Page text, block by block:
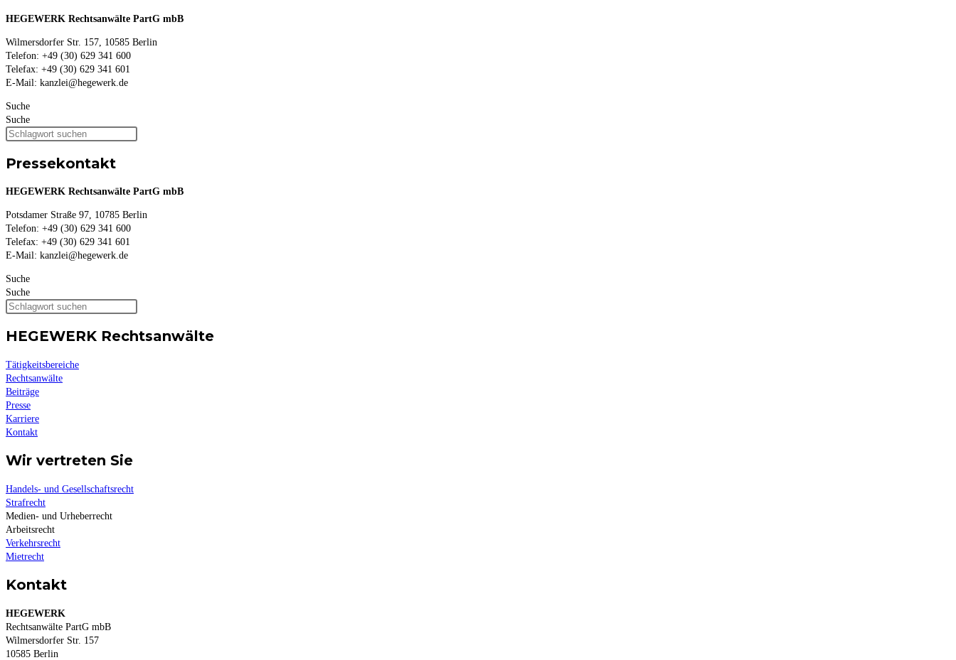
HEGEWERK Rechtsanwälte PartG mbB
Wilmersdorfer Str. 157, 10585 Berlin
Telefon: +49 (30) 629 341 600
Telefax: +49 (30) 629 341 601
E-Mail: kanzlei@hegewerk.de
Suche
Suche
Pressekontakt
HEGEWERK Rechtsanwälte PartG mbB
Potsdamer Straße 97, 10785 Berlin
Telefon: +49 (30) 629 341 600
Telefax: +49 (30) 629 341 601
E-Mail: kanzlei@hegewerk.de
Suche
Suche
HEGEWERK Rechtsanwälte
Tätigkeitsbereiche
Rechtsanwälte
Beiträge
Presse
Karriere
Kontakt
Wir vertreten Sie
Handels- und Gesellschaftsrecht
Strafrecht
Medien- und Urheberrecht
Arbeitsrecht
Verkehrsrecht
Mietrecht
Kontakt
HEGEWERK
Rechtsanwälte PartG mbB
Wilmersdorfer Str. 157
10585 Berlin